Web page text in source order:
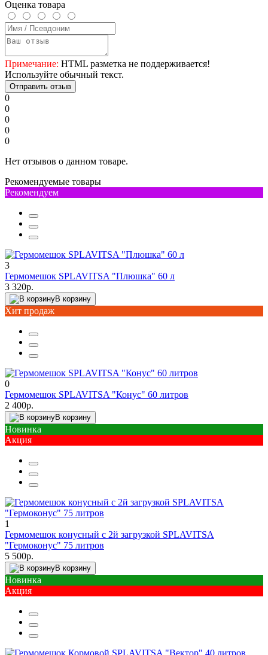
Оценка товара
Примечание: HTML разметка не поддерживается!
Используйте обычный текст.
Отправить отзыв
0
0
0
0
0
Нет отзывов о данном товаре.
Рекомендуемые товары
Рекомендуем
3
Гермомешок SPLAVITSA "Плюшка" 60 л
3 320р.
В корзину
Хит продаж
0
Гермомешок SPLAVITSA "Конус" 60 литров
2 400р.
В корзину
Новинка
Акция
1
Гермомешок конусный с 2й загрузкой SPLAVITSA
"Гермоконус" 75 литров
5 500р.
В корзину
Новинка
Акция